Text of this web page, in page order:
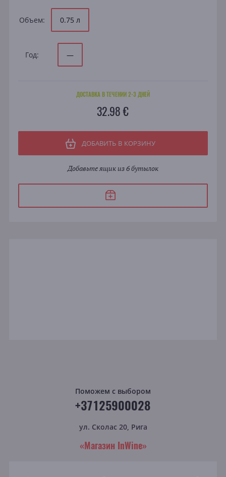
Объем: 0.75 л
Год: —
ДОСТАВКА В ТЕЧЕНИИ 2-3 ДНЕЙ
32.98 €
ДОБАВИТЬ В КОРЗИНУ
Добавьте ящик из 6 бутылок
Поможем с выбором
+37125900028
ул. Сколас 20, Рига
«Магазин InWine»